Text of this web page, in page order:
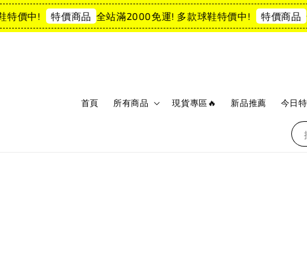
價中! 特價商品 全站滿2000免運! 多款球鞋特價中! 特價商品 全
首頁 所有商品 現貨專區🔥 新品推薦 今日